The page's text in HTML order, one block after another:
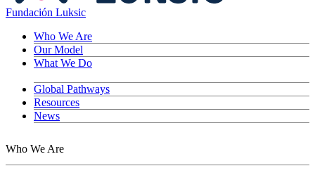
Fundación Luksic
Who We Are
Our Model
What We Do
Global Pathways
Resources
News
Who We Are